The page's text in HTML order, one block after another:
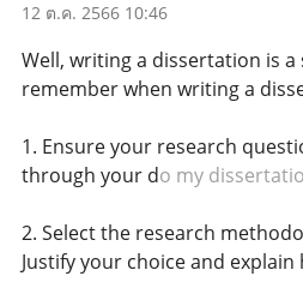
12 ต.ค. 2566 10:46
Well, writing a dissertation is
remember when writing a
1. Ensure your research
through your do my
2. Select the research
Justify your choice and